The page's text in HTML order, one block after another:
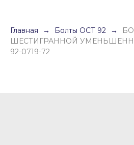
Главная Болты ОСТ 92
ШЕСТИГРАННОЙ
92-0719-72